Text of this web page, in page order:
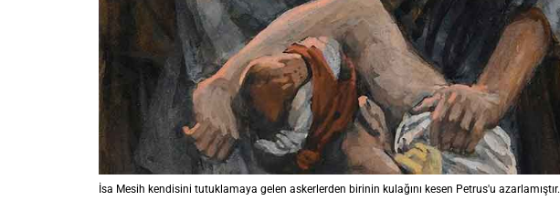
İsa Mesih kendisini tutuklamaya gelen askerlerden birinin kulağını kesen Petrus'u azarlamıştır.